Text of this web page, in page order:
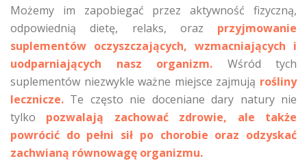
Możemy im zapobiegać przez aktywność fizyczną,
odpowiednią dietę, relaks, oraz przyjmowanie
suplementów oczyszczających, wzmacniających i
uodparniających nasz organizm. Wśród tych
suplementów niezwykle ważne miejsce zajmują rośliny
lecznicze. Te często nie doceniane dary natury nie
tylko pozwalają zachować zdrowie, ale także
powrócić do pełni sił po chorobie oraz odzyskać
zachwianą równowagę organizmu.